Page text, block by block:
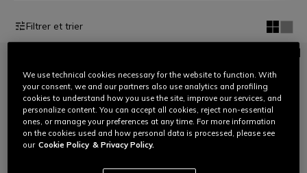
Filtrer et trier
We use technical cookies necessary for the website to function. With
your consent, we and our partners also use analytics and profiling
cookies to understand how you use the site, improve our services, and
personalize content. You can accept all cookies, reject non-essential
ones, or manage your preferences at any time. For more information
on the cookies used and how personal data is processed, please see
our Cookie Policy & Privacy Policy.